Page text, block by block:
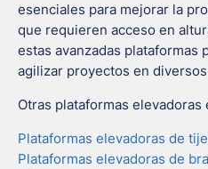
esenciales para mejorar la
que requieren acceso en
estas avanzadas plataformas
agilizar proyectos en
Otras plataformas elevadoras
Plataformas elevadoras de
Plataformas elevadoras de